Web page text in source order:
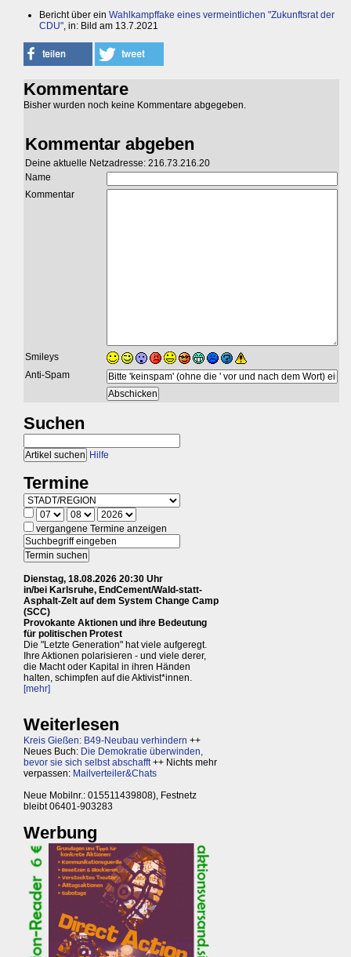
Bericht über ein Wahlkampffake eines vermeintlichen "Zukunftsrat der
CDU", in: Bild am 13.7.2021
Kommentare
Bisher wurden noch keine Kommentare abgegeben.
Kommentar abgeben
Deine aktuelle Netzadresse: 216.73.216.20
Name
Kommentar
Smileys
Anti-Spam
Suchen
Hilfe
Termine
vergangene Termine anzeigen
Dienstag, 18.08.2026 20:30 Uhr
in/bei Karlsruhe, EndCement/Wald-statt-
Asphalt-Zelt auf dem System Change Camp
(SCC)
Provokante Aktionen und ihre Bedeutung
für politischen Protest
Die "Letzte Generation" hat viele aufgeregt.
Ihre Aktionen polarisieren - und viele derer,
die Macht oder Kapital in ihren Händen
halten, schimpfen auf die Aktivist*innen.
[mehr]
Weiterlesen
Kreis Gießen: B49-Neubau verhindern ++
Neues Buch: Die Demokratie überwinden,
bevor sie sich selbst abschafft++ Nichts mehr
verpassen: Mailverteiler&Chats
Neue Mobilnr.: 015511439808), Festnetz
bleibt 06401-903283
Werbung